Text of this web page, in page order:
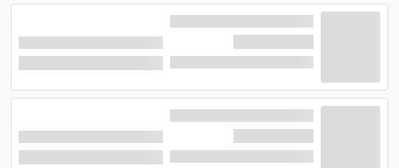
رویال سوئیت‌های این هتل شیراز اقامتی لوکس و خاطره
انگیز را تجربه کنید.
امکانات هتل پرسپولیس شیراز